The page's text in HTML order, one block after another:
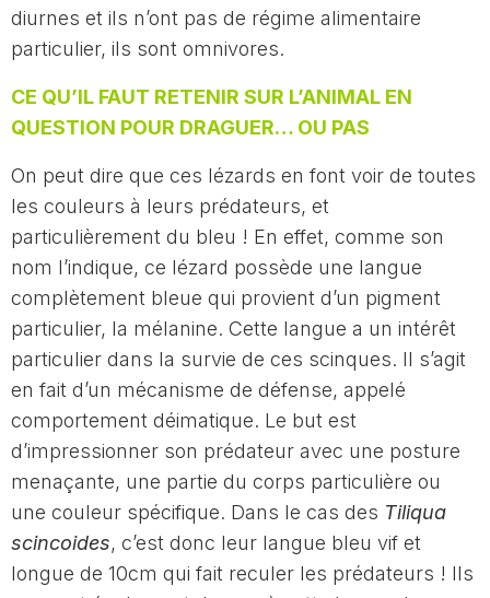
diurnes et ils n’ont pas de régime alimentaire
particulier, ils sont omnivores.
CE QU’IL FAUT RETENIR SUR L’ANIMAL EN
QUESTION POUR DRAGUER… OU PAS
On peut dire que ces lézards en font voir de toutes
les couleurs à leurs prédateurs, et
particulièrement du bleu ! En effet, comme son
nom l’indique, ce lézard possède une langue
complètement bleue qui provient d’un pigment
particulier, la mélanine. Cette langue a un intérêt
particulier dans la survie de ces scinques. Il s’agit
en fait d’un mécanisme de défense, appelé
comportement déimatique. Le but est
d’impressionner son prédateur avec une posture
menaçante, une partie du corps particulière ou
une couleur spécifique. Dans le cas des Tiliqua
scincoides, c’est donc leur langue bleu vif et
longue de 10cm qui fait reculer les prédateurs ! Ils